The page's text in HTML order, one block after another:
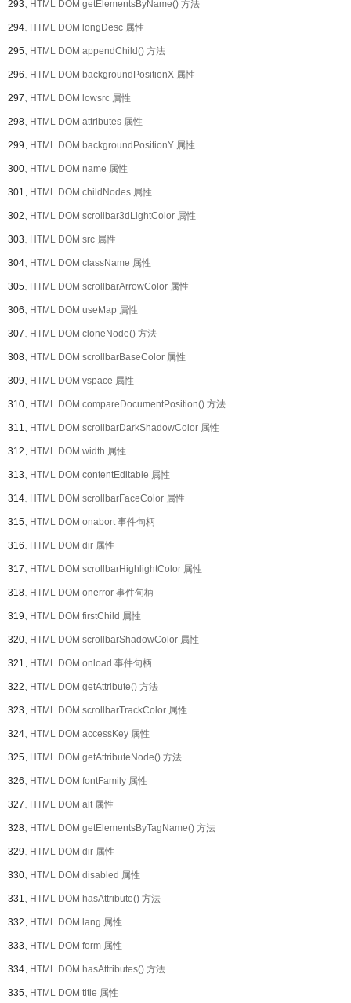
293、HTML DOM getElementsByName() 方法
294、HTML DOM longDesc 属性
295、HTML DOM appendChild() 方法
296、HTML DOM backgroundPositionX 属性
297、HTML DOM lowsrc 属性
298、HTML DOM attributes 属性
299、HTML DOM backgroundPositionY 属性
300、HTML DOM name 属性
301、HTML DOM childNodes 属性
302、HTML DOM scrollbar3dLightColor 属性
303、HTML DOM src 属性
304、HTML DOM className 属性
305、HTML DOM scrollbarArrowColor 属性
306、HTML DOM useMap 属性
307、HTML DOM cloneNode() 方法
308、HTML DOM scrollbarBaseColor 属性
309、HTML DOM vspace 属性
310、HTML DOM compareDocumentPosition() 方法
311、HTML DOM scrollbarDarkShadowColor 属性
312、HTML DOM width 属性
313、HTML DOM contentEditable 属性
314、HTML DOM scrollbarFaceColor 属性
315、HTML DOM onabort 事件句柄
316、HTML DOM dir 属性
317、HTML DOM scrollbarHighlightColor 属性
318、HTML DOM onerror 事件句柄
319、HTML DOM firstChild 属性
320、HTML DOM scrollbarShadowColor 属性
321、HTML DOM onload 事件句柄
322、HTML DOM getAttribute() 方法
323、HTML DOM scrollbarTrackColor 属性
324、HTML DOM accessKey 属性
325、HTML DOM getAttributeNode() 方法
326、HTML DOM fontFamily 属性
327、HTML DOM alt 属性
328、HTML DOM getElementsByTagName() 方法
329、HTML DOM dir 属性
330、HTML DOM disabled 属性
331、HTML DOM hasAttribute() 方法
332、HTML DOM lang 属性
333、HTML DOM form 属性
334、HTML DOM hasAttributes() 方法
335、HTML DOM title 属性